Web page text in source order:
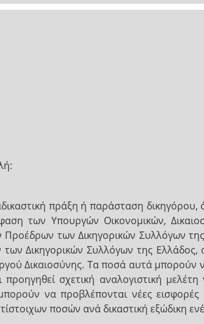
πράξη ή παράσταση
των Υπουργών Οικονομικών,
των Δικηγορικών Συλλόγων
Δικηγορικών Συλλόγων της
Δικαιοσύνης. Τα ποσά αυτά μπορούν
σχετική αναλογιστική
να προβλέπονται νέες
ποσών ανά δικαστική εξώδικη